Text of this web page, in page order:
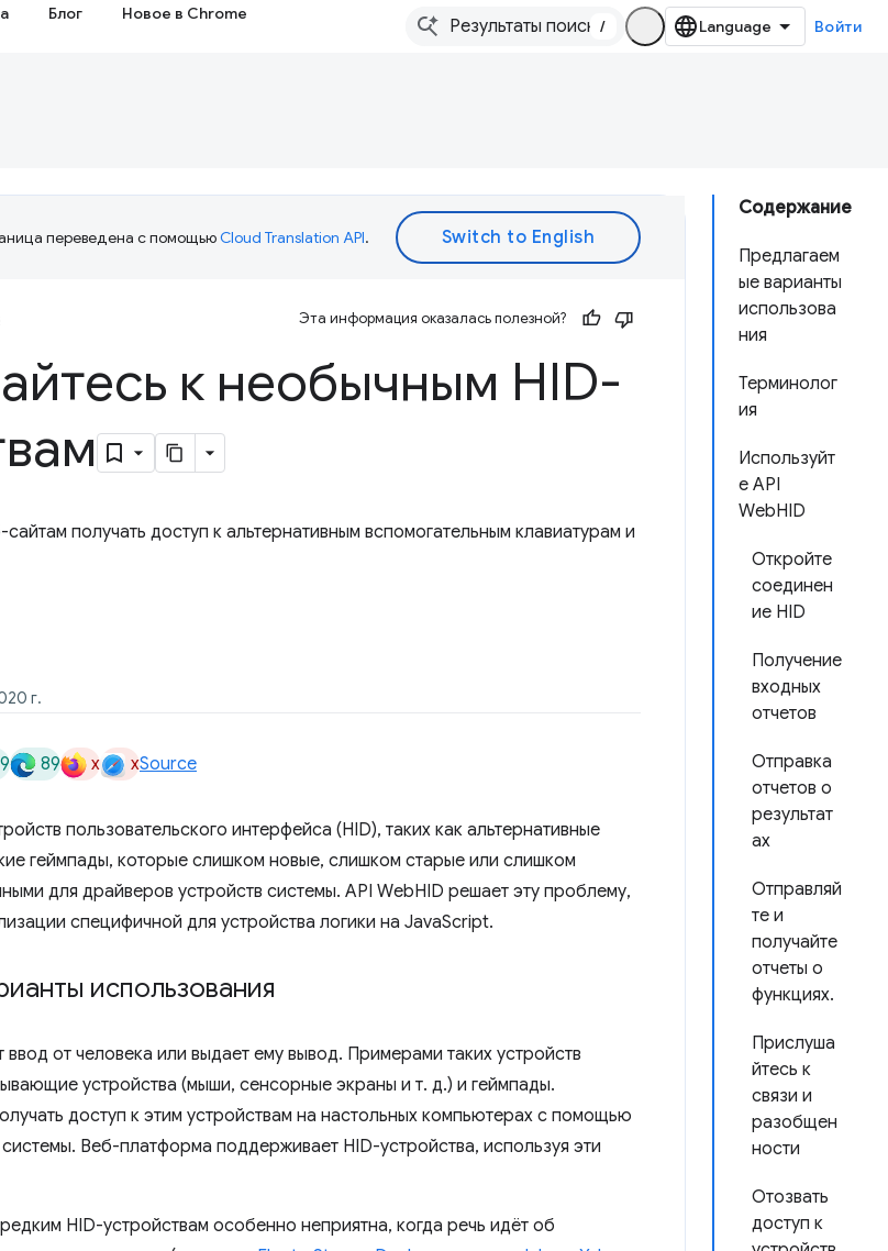
Блог Новое в Chrome
/ Войти
Содержание
Предлагаем
ые варианты
использова
ния
Терминолог
ия
Используйт
е API
WebHID
Откройте
соединен
ие HID
Получение
входных
отчетов
Отправка
отчетов о
результат
ах
Отправляй
те и
получайте
отчеты о
функциях.
Прислуша
йтесь к
связи и
разобщен
ности
Отозвать
доступ к
переведена с помощьюCloud Translation API.
Эта информация оказалась полезной?
к необычным HID-
получать доступ к альтернативным вспомогательным клавиатурам и
г.
89 x xSource
пользовательского интерфейса (HID), таких как альтернативные
геймпады, которые слишком новые, слишком старые или слишком
для драйверов устройств системы. API WebHID решает эту проблему,
специфичной для устройства логики на JavaScript.
использования
от человека или выдает ему вывод. Примерами таких устройств
устройства (мыши, сенсорные экраны и т. д.) и геймпады.
доступ к этим устройствам на настольных компьютерах с помощью
Веб-платформа поддерживает HID-устройства, используя эти
HID-устройствам особенно неприятна, когда речь идёт об